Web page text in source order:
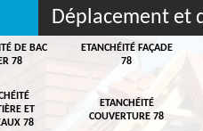
Déplacement et
DE BAC
78
ETANCHÉITÉ FAÇADE
78
ET
78
ETANCHÉITÉ
COUVERTURE 78